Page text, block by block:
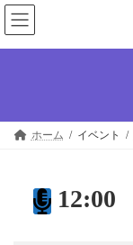
コ
ン
テ
キ
ナ
ビ
ゲ
に
ホーム イベント
12:00